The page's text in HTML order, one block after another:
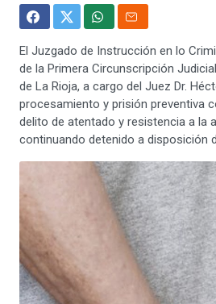
El Juzgado de Instrucción en lo
de la Primera Circunscripción
de La Rioja, a cargo del Juez Dr.
procesamiento y prisión preventiva
delito de atentado y resistencia a la
continuando detenido a disposición